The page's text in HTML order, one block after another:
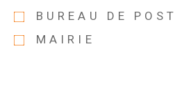
BUREAU DE
MAIRIE